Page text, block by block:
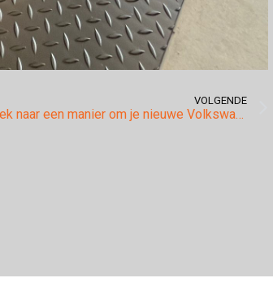
VOLGENDE
Op zoek naar een manier om je nieuwe Volkswagen Golf 8 naar een hoger niveau te tillen?